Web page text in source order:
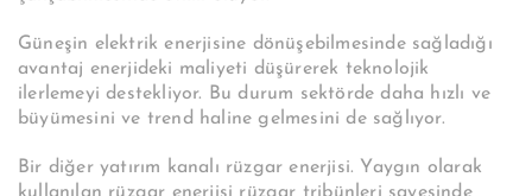
Güneşin elektrik enerjisine dönüşebilmesinde sağladığı
avantaj enerjideki maliyeti düşürerek teknolojik
ilerlemeyi destekliyor. Bu durum sektörde daha hızlı ve
büyümesini ve trend haline gelmesini de sağlıyor.
Bir diğer yatırım kanalı rüzgar enerjisi. Yaygın olarak
kullanılan rüzgar enerjisi rüzgar tribünleri sayesinde